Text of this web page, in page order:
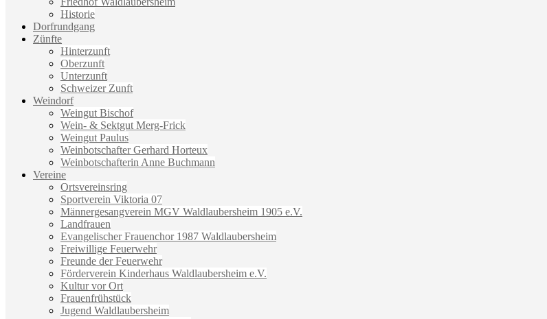
Historie
Dorfrundgang
Zünfte
Hinterzunft
Oberzunft
Unterzunft
Schweizer Zunft
Weindorf
Weingut Bischof
Wein- & Sektgut Merg-Frick
Weingut Paulus
Weinbotschafter Gerhard Horteux
Weinbotschafterin Anne Buchmann
Vereine
Ortsvereinsring
Sportverein Viktoria 07
Männergesangverein MGV Waldlaubersheim 1905 e.V.
Landfrauen
Evangelischer Frauenchor 1987 Waldlaubersheim
Freiwillige Feuerwehr
Freunde der Feuerwehr
Förderverein Kinderhaus Waldlaubersheim e.V.
Kultur vor Ort
Frauenfrühstück
Jugend Waldlaubersheim